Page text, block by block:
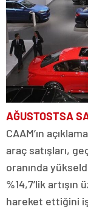
AĞUSTOSTSA
CAAM’ın
araç satışları,
oranında
%14,7’lik artışın
hareket ettiğini